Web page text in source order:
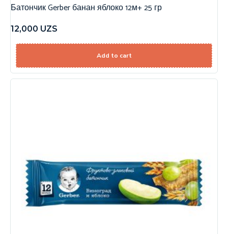
Батончик Gerber банан яблоко 12м+ 25 гр
12,000 UZS
Add to cart